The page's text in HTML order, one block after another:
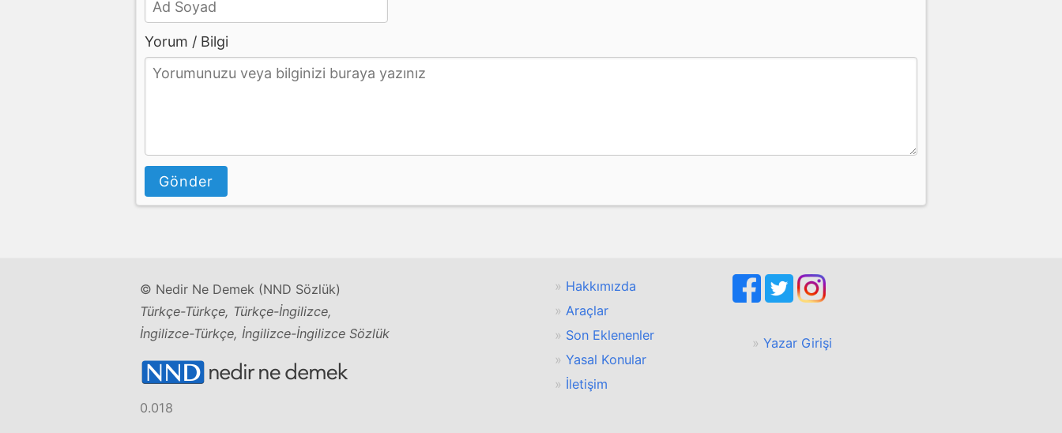
Yorum / Bilgi
Gönder
© Nedir Ne Demek (NND Sözlük)
Türkçe-Türkçe, Türkçe-İngilizce,
İngilizce-Türkçe, İngilizce-İngilizce Sözlük
0.018
Hakkımızda
Araçlar
Son Eklenenler
Yasal Konular
İletişim
Yazar Girişi